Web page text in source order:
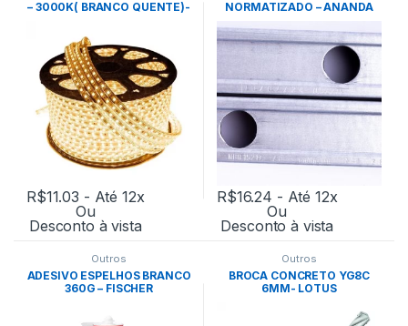
– 3000K( BRANCO QUENTE)-
R$11.03 - Até 12x
Ou
Desconto à vista
NORMATIZADO – ANANDA
R$16.24 - Até 12x
Ou
Desconto à vista
Outros
ADESIVO ESPELHOS BRANCO
360G – FISCHER
Outros
BROCA CONCRETO YG8C
6MM- LOTUS